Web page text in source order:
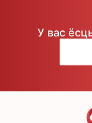
У вас